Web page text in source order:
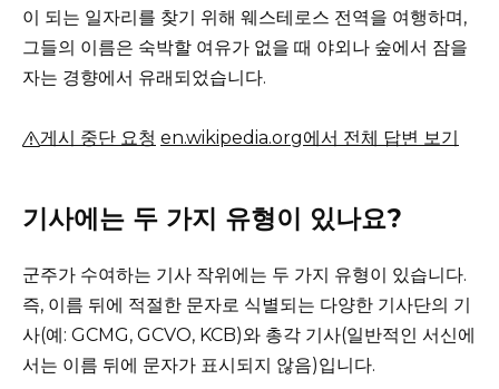
이 되는 일자리를 찾기 위해 웨스테로스 전역을 여행하며,
그들의 이름은 숙박할 여유가 없을 때 야외나 숲에서 잠을
자는 경향에서 유래되었습니다.
게시 중단 요청 en.wikipedia.org에서 전체 답변 보기
기사에는 두 가지 유형이 있나요?
군주가 수여하는 기사 작위에는 두 가지 유형이 있습니다.
즉, 이름 뒤에 적절한 문자로 식별되는 다양한 기사단의 기
사(예: GCMG, GCVO, KCB)와 총각 기사(일반적인 서신에
서는 이름 뒤에 문자가 표시되지 않음)입니다.